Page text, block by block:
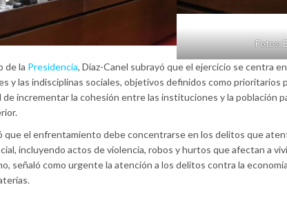
Fotos:
de la Presidencia, Díaz-Canel subrayó que el ejercicio se centra
y las indisciplinas sociales, objetivos definidos como prioritarios
incrementar la cohesión entre las instituciones y la población
que el enfrentamiento debe concentrarse en los delitos que
incluyendo actos de violencia, robos y hurtos que afectan a
señaló como urgente la atención a los delitos contra la